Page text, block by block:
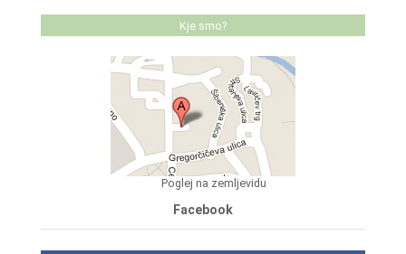
Kje smo?
Poglej na zemljevidu
Facebook